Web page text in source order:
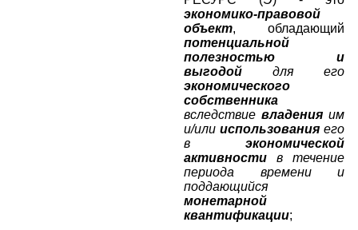
экономико-правовой
объект, обладающий
потенциальной
полезностью и
выгодой для его
экономического
собственника
вследствиевладения им
и/илииспользования его
вэкономической
активности в течение
периода времени и
поддающийся
монетарной
квантификации;